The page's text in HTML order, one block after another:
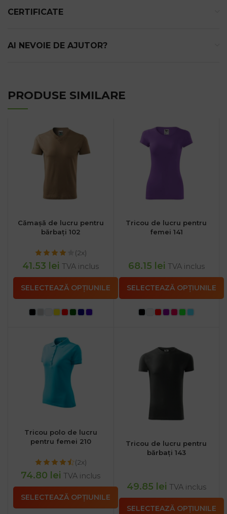
CERTIFICATE
AI NEVOIE DE AJUTOR?
PRODUSE SIMILARE
Cămașă de lucru pentru
bărbați 102
(2x)
41.53 lei TVA inclus
SELECTEAZĂ OPȚIUNILE
Tricou de lucru pentru
femei 141
68.15 lei TVA inclus
SELECTEAZĂ OPȚIUNILE
Tricou polo de lucru
pentru femei 210
(2x)
74.80 lei TVA inclus
SELECTEAZĂ OPȚIUNILE
Tricou de lucru pentru
bărbați 143
49.85 lei TVA inclus
SELECTEAZĂ OPȚIUNILE